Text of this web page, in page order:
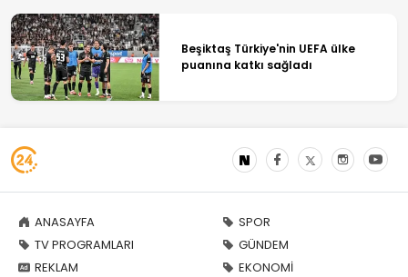
Beşiktaş Türkiye'nin UEFA ülke
puanına katkı sağladı
ANASAYFA
TV PROGRAMLARI
REKLAM
SPOR
GÜNDEM
EKONOMİ